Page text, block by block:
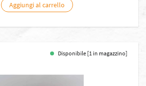
Aggiungi al carrello
Disponibile [1 in magazzino]